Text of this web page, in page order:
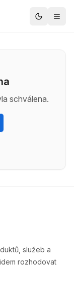
schválena.
služeb a
rozhodovat